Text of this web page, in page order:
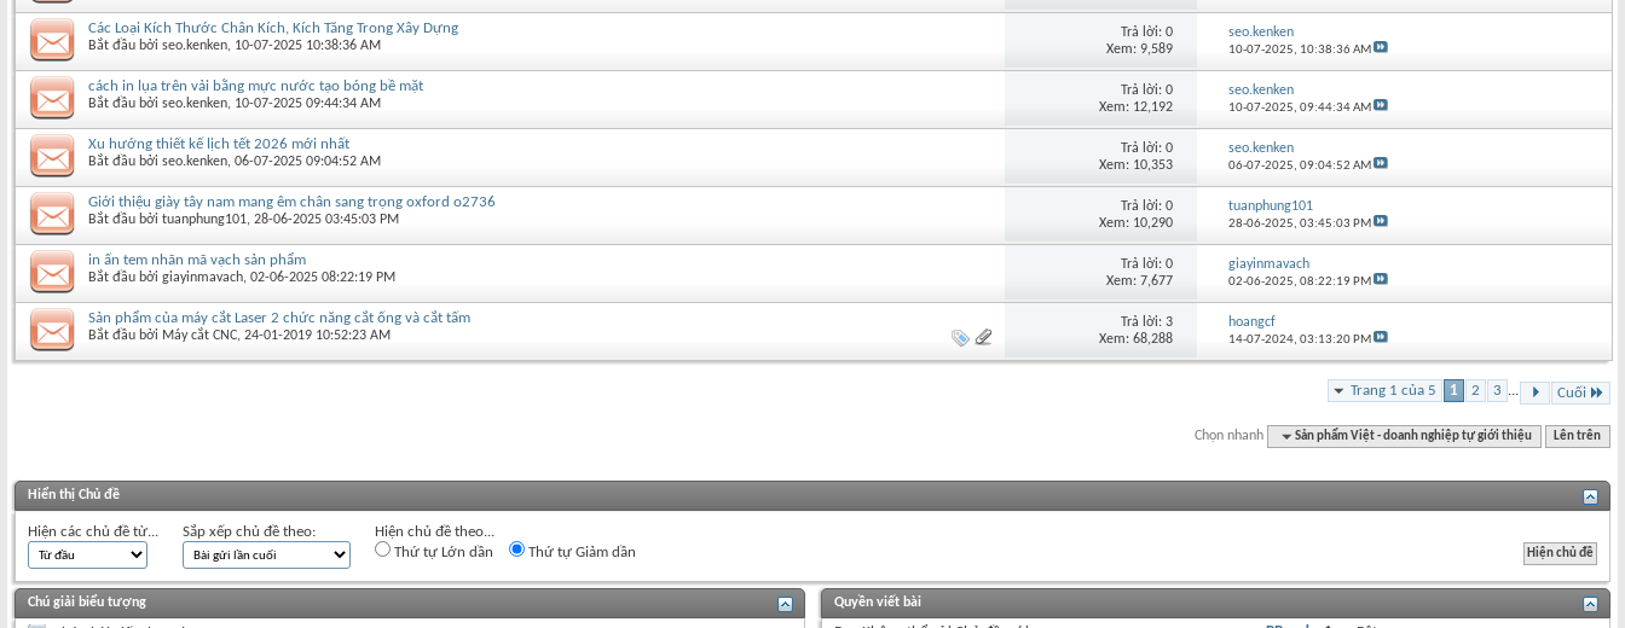
Các Loại Kích Thước Chân Kích, Kích Tăng Trong Xây Dựng
Bắt đầu bởi seo.kenken‎, 10-07-2025 10:38:36 AM
Trả lời: 0
Xem: 9,589
seo.kenken
10-07-2025, 10:38:36 AM
cách in lụa trên vải bằng mực nước tạo bóng bề mặt
Bắt đầu bởi seo.kenken‎, 10-07-2025 09:44:34 AM
Trả lời: 0
Xem: 12,192
seo.kenken
10-07-2025,09:44:34 AM
Xu hướng thiết kế lịch tết 2026 mới nhất
Bắt đầu bởi seo.kenken‎, 06-07-2025 09:04:52 AM
Trả lời: 0
Xem: 10,353
seo.kenken
06-07-2025,09:04:52 AM
Giới thiệu giày tây nam mang êm chân sang trọng oxford o2736
Bắt đầu bởi tuanphung101‎, 28-06-2025 03:45:03 PM
Trả lời: 0
Xem: 10,290
tuanphung101
28-06-2025,03:45:03 PM
in ấn tem nhãn mã vạch sản phẩm
Bắt đầu bởi giayinmavach‎, 02-06-2025 08:22:19 PM
Trả lời: 0
Xem: 7,677
giayinmavach
02-06-2025,08:22:19 PM
Sản phẩm của máy cắt Laser 2 chức năng cắt ống và cắt tấm
Bắt đầu bởi Máy cắt CNC‎, 24-01-2019 10:52:23 AM
Trả lời: 3
Xem: 68,288
hoangcf
14-07-2024,03:13:20 PM
Trang 1 của 5 1 2 3 ... Cuối
Chọn nhanh Sản phẩm Việt - doanh nghiệp tự giới thiệu Lên trên
Hiển thị Chủ đề
Hiện các chủ đề từ... Sắp xếp chủ đề theo:
Hiện chủ đề theo...
Thứ tự Lớn dần
Thứ tự Giảm dần
Chú giải biểu tượng Quyền viết bài